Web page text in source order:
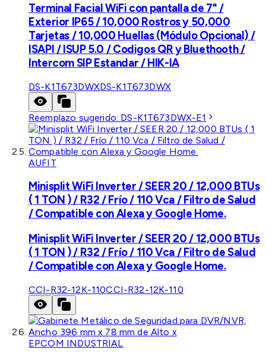
Terminal Facial WiFi con pantalla de 7" /
Exterior IP65 / 10,000 Rostros y 50,000
Tarjetas / 10,000 Huellas (Módulo Opcional) /
ISAPI / ISUP 5.0 / Codigos QR y Bluethooth /
Intercom SIP Estandar / HIK-IA
DS-K1T673DWXDS-K1T673DWX
Reemplazo sugerido: DS-K1T673DWX-E1
AUFIT
Minisplit WiFi Inverter / SEER 20 / 12,000 BTUs
( 1 TON ) / R32 / Frío / 110 Vca / Filtro de Salud
/ Compatible con Alexa y Google Home.
Minisplit WiFi Inverter / SEER 20 / 12,000 BTUs
( 1 TON ) / R32 / Frío / 110 Vca / Filtro de Salud
/ Compatible con Alexa y Google Home.
CCI-R32-12K-110CCI-R32-12K-110
EPCOM INDUSTRIAL